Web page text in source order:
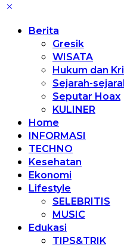
Berita
Gresik
WISATA
Hukum dan
Sejarah-
Seputar Hoax
KULINER
Home
INFORMASI
TECHNO
Kesehatan
Ekonomi
Lifestyle
SELEBRITIS
MUSIC
Edukasi
TIPS&TRIK